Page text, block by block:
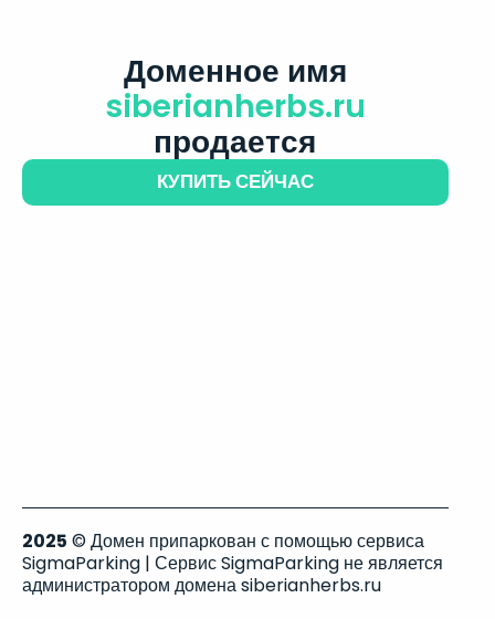
Доменное имя
siberianherbs.ru
продается
КУПИТЬ СЕЙЧАС
2025 © Домен припаркован с помощью сервиса
SigmaParking | Сервис SigmaParking не является
администратором домена siberianherbs.ru